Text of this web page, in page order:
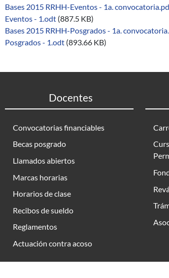
Bases 2015 RRHH-Eventos - 1a.
Eventos - 1.odt (887.5 KB)
Bases 2015 RRHH-Posgrados - 1a.
Posgrados - 1.odt (893.66 KB)
Docentes
Convocatorias financiables
Becas posgrado
Llamados abiertos
Marcas horarias
Horarios de clase
Recibos de sueldo
Reglamentos
Actuación contra acoso